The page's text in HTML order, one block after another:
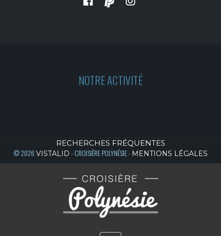
NOTRE ACTIVITÉ
RECHERCHES FRÉQUENTES
© 2026 VISTALID - CROISIÈRE POLYNÉSIE - MENTIONS LÉGALES